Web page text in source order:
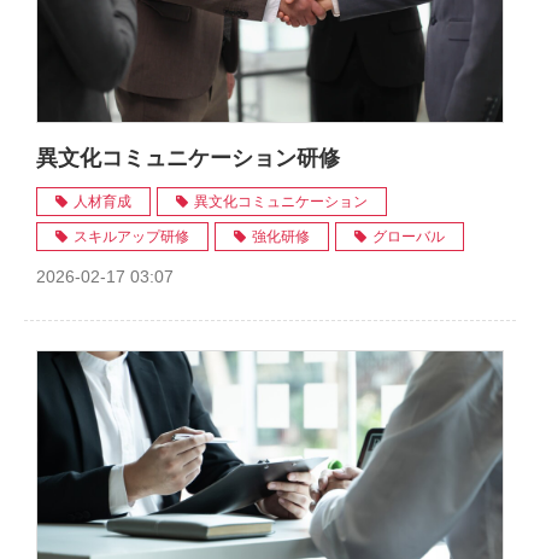
異文化コミュニケーション研修
人材育成 異文化コミュニケーション
スキルアップ研修 強化研修 グローバル
2026-02-17 03:07